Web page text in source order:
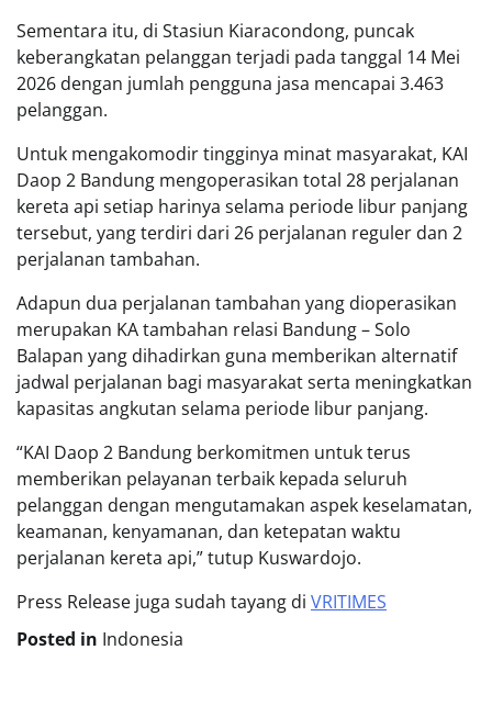
Sementara itu, di Stasiun Kiaracondong, puncak
keberangkatan pelanggan terjadi pada tanggal 14 Mei
2026 dengan jumlah pengguna jasa mencapai 3.463
pelanggan.
Untuk mengakomodir tingginya minat masyarakat, KAI
Daop 2 Bandung mengoperasikan total 28 perjalanan
kereta api setiap harinya selama periode libur panjang
tersebut, yang terdiri dari 26 perjalanan reguler dan 2
perjalanan tambahan.
Adapun dua perjalanan tambahan yang dioperasikan
merupakan KA tambahan relasi Bandung – Solo
Balapan yang dihadirkan guna memberikan alternatif
jadwal perjalanan bagi masyarakat serta meningkatkan
kapasitas angkutan selama periode libur panjang.
“KAI Daop 2 Bandung berkomitmen untuk terus
memberikan pelayanan terbaik kepada seluruh
pelanggan dengan mengutamakan aspek keselamatan,
keamanan, kenyamanan, dan ketepatan waktu
perjalanan kereta api,” tutup Kuswardojo.
Press Release juga sudah tayang di VRITIMES
Posted in Indonesia